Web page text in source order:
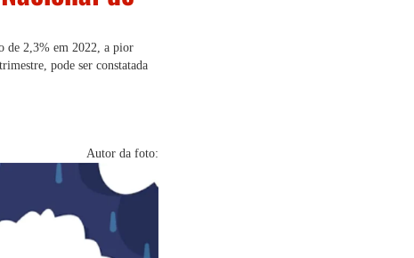
de 2,3% em 2022, a pior
pode ser constatada
Autor da foto: